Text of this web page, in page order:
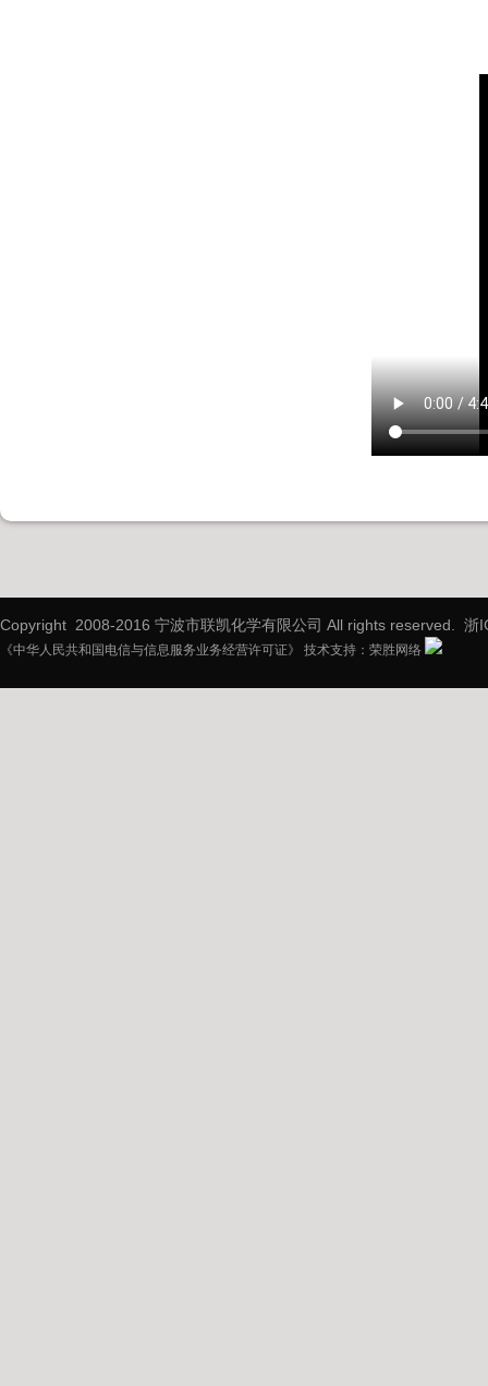
Copyright 2008-2016 宁波市联凯化学有限公司 All rights reserved. 浙
《中华人民共和国电信与信息服务业务经营许可证》 技术支持： 荣胜网络